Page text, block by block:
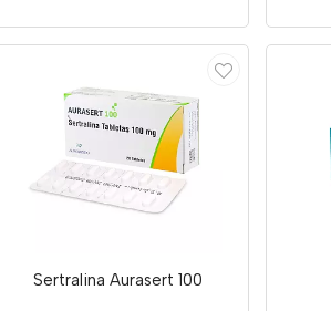
Sertralina Aurasert 100